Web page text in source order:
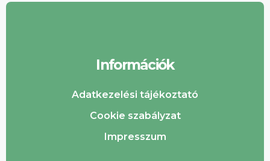
Információk
Adatkezelési tájékoztató
Cookie szabályzat
Impresszum